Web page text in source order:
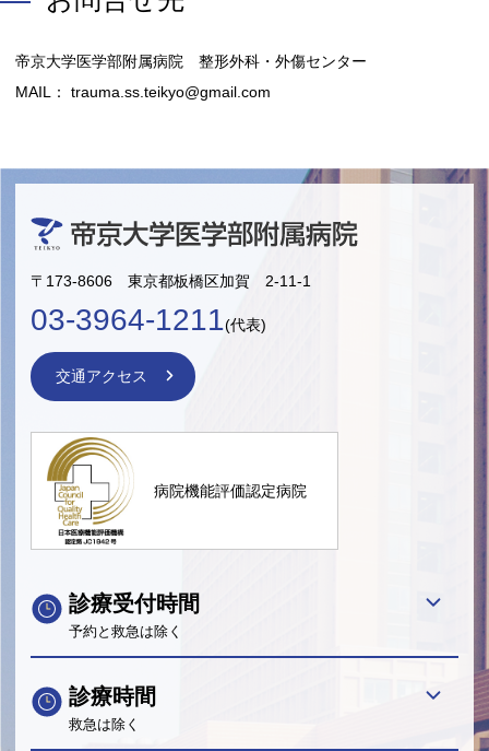
帝京大学医学部附属病院 整形外科・外傷センター
MAIL： trauma.ss.teikyo@gmail.com
〒173-8606 東京都板橋区加賀 2-11-1
03-3964-1211(代表)
交通アクセス
病院機能評価認定病院
診療受付時間
予約と救急は除く
診療時間
救急は除く